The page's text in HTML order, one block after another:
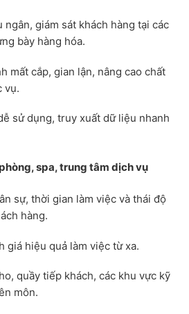
ngân, giám sát khách hàng tại các
bày hàng hóa.
mất cắp, gian lận, nâng cao chất
vụ.
sử dụng, truy xuất dữ liệu nhanh
spa, trung tâm dịch vụ
sự, thời gian làm việc và thái độ
hàng.
giá hiệu quả làm việc từ xa.
quầy tiếp khách, các khu vực kỹ
môn.